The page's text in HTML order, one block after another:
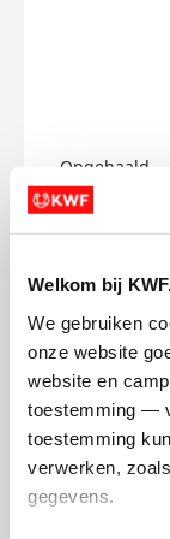
Welkom bij
We gebruiken
onze website
website en
toestemming —
toestemming
verwerken,
gegevens.
Opgehaald
€0